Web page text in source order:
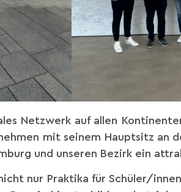
Netzwerk auf allen
mit seinem Hauptsitz an
und unseren Bezirk ein
nur Praktika für Schüler/